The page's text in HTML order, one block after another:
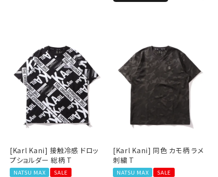
[Karl Kani] 接触冷感 ドロッ
プショルダー 総柄 T
NATSU MAX
SALE
[Karl Kani] 同色 カモ柄 ラメ
刺繍 T
NATSU MAX
SALE